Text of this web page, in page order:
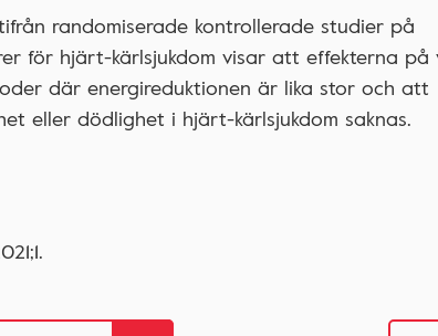
randomiserade kontrollerade studier på
för hjärt-kärlsjukdom visar att effekterna på
där energireduktionen är lika stor och att
eller dödlighet i hjärt-kärlsjukdom saknas.